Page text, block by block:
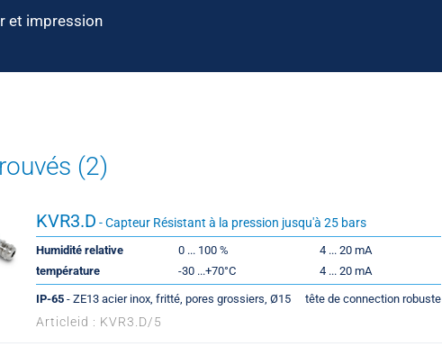
et impression
(2)
KVR3.D - Capteur Résistant à la pression jusqu'à 25 bars
Humidité relative 0 ... 100 %
4 ... 20 mA
température
-30 ...+70°C 4 ... 20 mA
IP-65 - ZE13 acier inox, fritté, pores grossiers, Ø15 tête de connection robuste
Articleid : KVR3.D/5